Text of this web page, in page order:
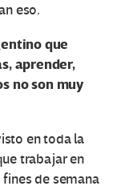
eso.
que
aprender,
no son muy
en toda la
trabajar en
fines de semana